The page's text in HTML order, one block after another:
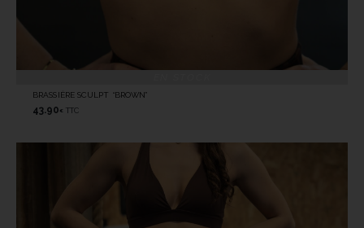
BRASSIÈRE SCULPT “BROWN”
43.90 € TTC